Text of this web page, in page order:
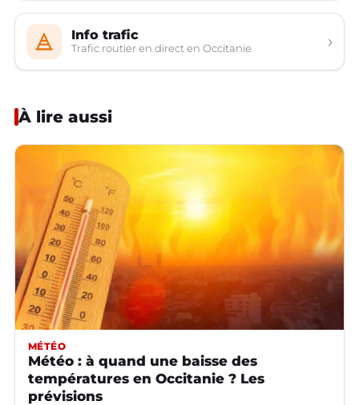
Info trafic
Trafic routier en direct en Occitanie ›
À lire aussi
MÉTÉO
Météo : à quand une baisse des
températures en Occitanie ? Les
prévisions